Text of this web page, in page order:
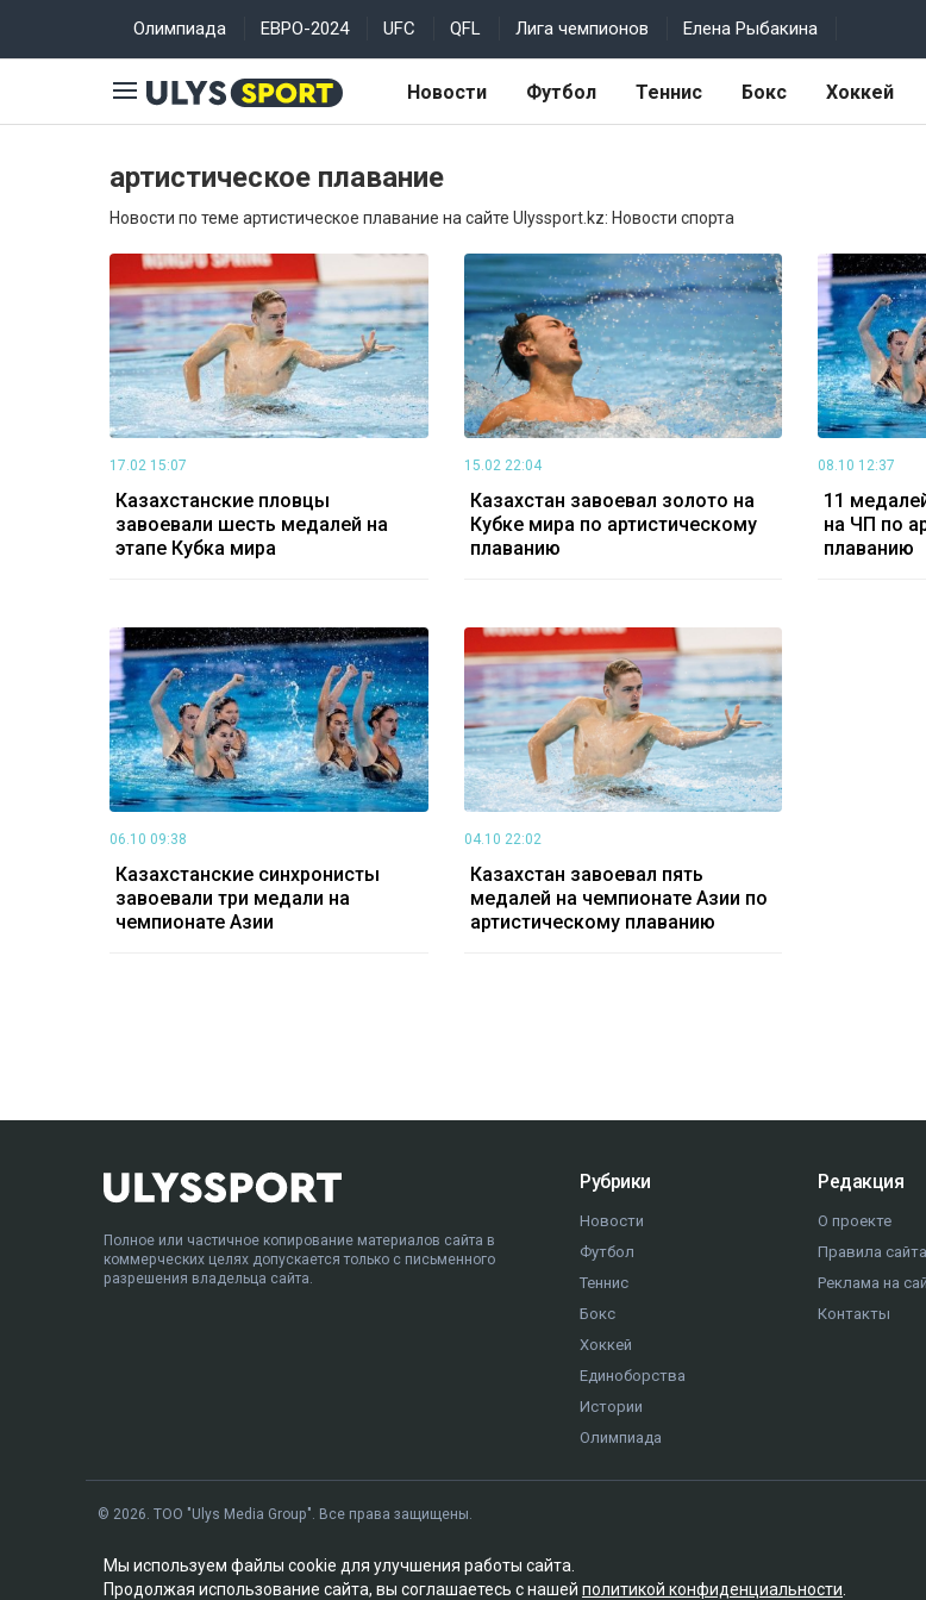
Олимпиада ЕВРО-2024 UFC QFL Лига чемпионов Елена Рыбакина
Новости Футбол Теннис Бокс Хоккей
артистическое плавание
Новости по теме артистическое плавание на сайте Ulyssport.kz: Новости спорта
17.02 15:07
Казахстанские пловцы
завоевали шесть медалей на
этапе Кубка мира
15.02 22:04
Казахстан завоевал золото на
Кубке мира по артистическому
плаванию
08.10 12:37
11
на ЧП по
плаванию
06.10 09:38
Казахстанские синхронисты
завоевали три медали на
чемпионате Азии
04.10 22:02
Казахстан завоевал пять
медалей на чемпионате Азии по
артистическому плаванию
Полное или частичное копирование материалов сайта в
коммерческих целях допускается только с письменного
разрешения владельца сайта.
Рубрики
Новости
Футбол
Теннис
Бокс
Хоккей
Единоборства
Истории
Олимпиада
Редакция
О проекте
Правила сайта
Реклама на
Контакты
© 2026. ТОО "Ulys Media Group". Все права защищены.
Мы используем файлы cookie для улучшения работы сайта.
Продолжая использование сайта, вы соглашаетесь с нашей политикой конфиденциальности